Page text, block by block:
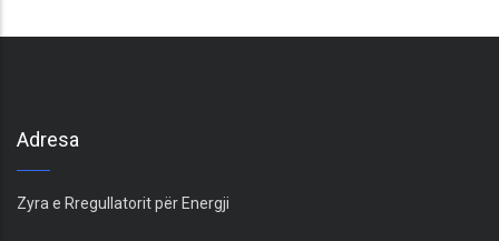
Adresa
Zyra e Rregullatorit për Energji